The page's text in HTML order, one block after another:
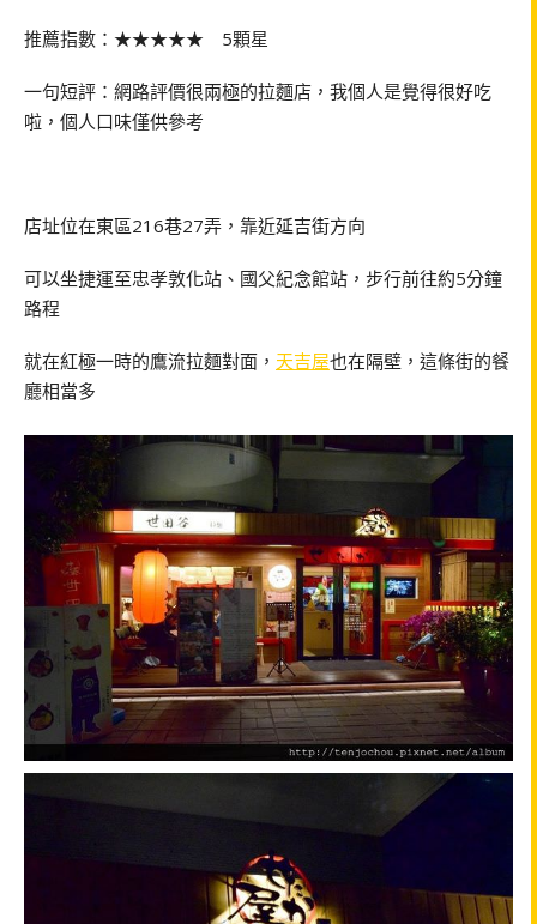
推薦指數：★★★★★ 5顆星
一句短評：網路評價很兩極的拉麵店，我個人是覺得很好吃
啦，個人口味僅供參考
店址位在東區216巷27弄，靠近延吉街方向
可以坐捷運至忠孝敦化站、國父紀念館站，步行前往約5分鐘
路程
就在紅極一時的鷹流拉麵對面， 天吉屋也在隔壁，這條街的餐
廳相當多